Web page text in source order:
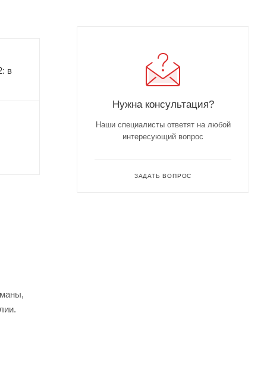
в
Нужна консультация?
Наши специалисты ответят на любой
интересующий вопрос
ЗАДАТЬ ВОПРОС